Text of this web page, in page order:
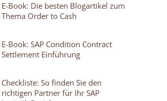
E-Book: Die besten Blogartikel zum
Thema Order to Cash
E-Book: SAP Condition Contract
Settlement Einführung
Checkliste: So finden Sie den
richtigen Partner für Ihr SAP